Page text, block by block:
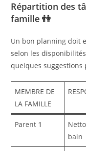
Répartition des
famille 👫
Un bon planning doit
selon les
quelques
MEMBRE DE
LA FAMILLE
Parent 1
bain